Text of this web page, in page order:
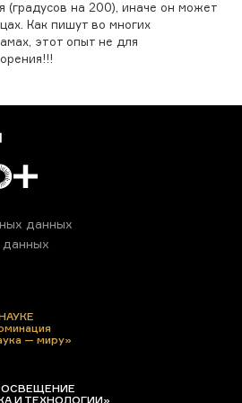
(градусов на 200), иначе он может
Как пишут во многих
этот опыт не для
данных
— миру»
И ТЕХНОЛОГИИ»